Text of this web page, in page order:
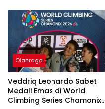
Olahraga
Veddriq Leonardo Sabet
Medali Emas di World
Climbing Series Chamonix